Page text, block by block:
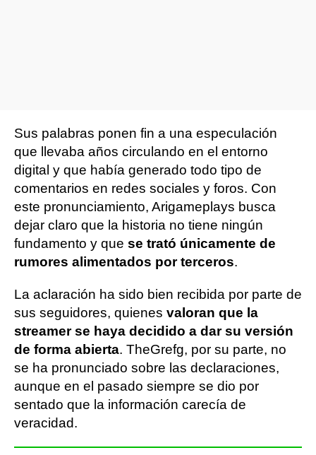
Sus palabras ponen fin a una especulación
que llevaba años circulando en el entorno
digital y que había generado todo tipo de
comentarios en redes sociales y foros. Con
este pronunciamiento, Arigameplays busca
dejar claro que la historia no tiene ningún
fundamento y que se trató únicamente de
rumores alimentados por terceros.
La aclaración ha sido bien recibida por parte de
sus seguidores, quienes valoran que la
streamer se haya decidido a dar su versión
de forma abierta. TheGrefg, por su parte, no
se ha pronunciado sobre las declaraciones,
aunque en el pasado siempre se dio por
sentado que la información carecía de
veracidad.